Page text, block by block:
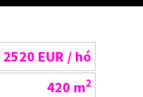
2520 EUR / hó
420 m2